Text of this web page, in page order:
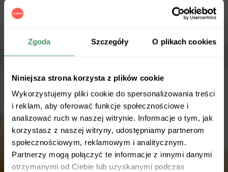
Zgoda Szczegóły O plikach cookies
Niniejsza strona korzysta z plików cookie
Wykorzystujemy pliki cookie do spersonalizowania treści
i reklam, aby oferować funkcje społecznościowe i
analizować ruch w naszej witrynie. Informacje o tym, jak
korzystasz z naszej witryny, udostępniamy partnerom
społecznościowym, reklamowym i analitycznym.
Partnerzy mogą połączyć te informacje z innymi danymi
otrzymanymi od Ciebie lub uzyskanymi podczas